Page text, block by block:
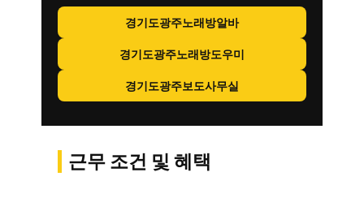
경기도광주노래방알바
경기도광주노래방도우미
경기도광주보도사무실
근무 조건 및 혜택